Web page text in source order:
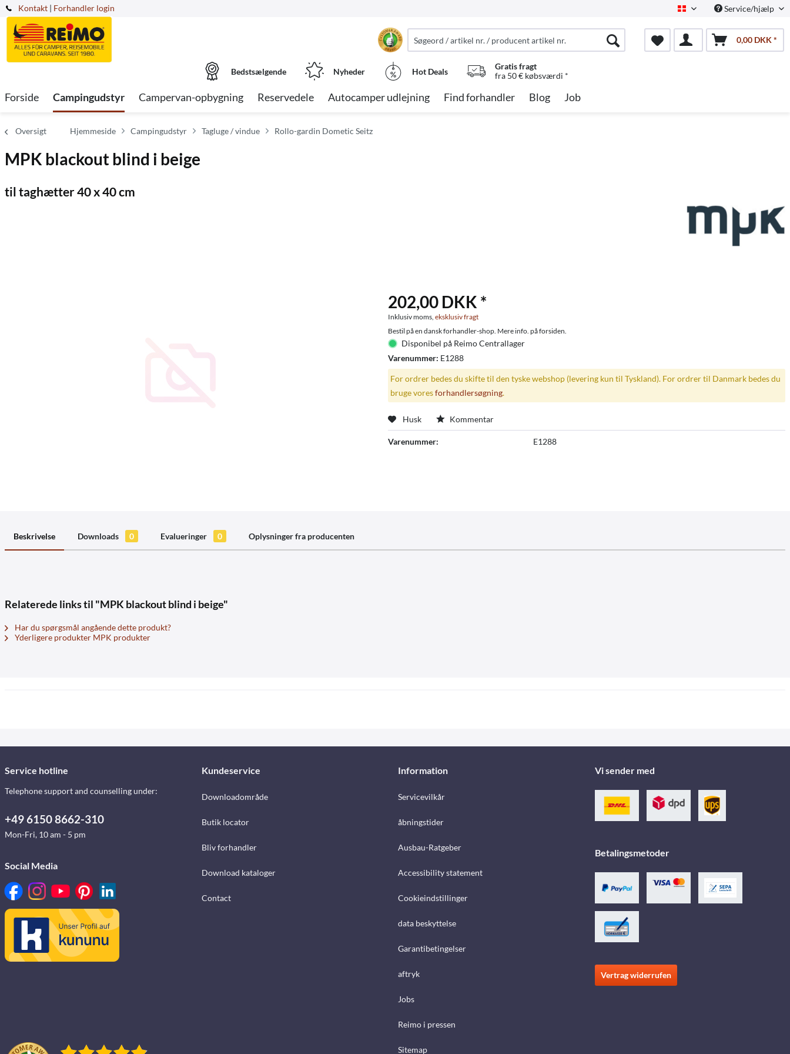
Kontakt Dansk Service/hjælp
| Forhandler login
0,00 DKK *
Bedstsælgende Nyheder Hot Deals
Gratis fragt
fra 50 € købsværdi *
Forside Campingudstyr Campervan-opbygning Reservedele Autocamper udlejning Find forhandler Blog Job
Oversigt Hjemmeside Campingudstyr Tagluge / vindue Rollo-gardin Dometic Seitz
MPK blackout blind i beige
til taghætter 40 x 40 cm
202,00 DKK *
Inklusiv moms, eksklusiv fragt
Bestil på en dansk forhandler-shop. Mere info. på forsiden.
Disponibel på Reimo Centrallager
Varenummer: E1288
For ordrer bedes du skifte til den tyske webshop (levering kun til Tyskland). For ordrer til Danmark bedes du
bruge voresforhandlersøgning.
Husk Kommentar
Varenummer: E1288
Beskrivelse Downloads 0 Evalueringer 0 Oplysninger fra producenten
Relaterede links til "MPK blackout blind i beige"
Har du spørgsmål angående dette produkt?
Yderligere produkter MPK produkter
Service hotline
Telephone support and counselling under:
+49 6150 8662-310
Mon-Fri, 10 am - 5 pm
Social Media
Kundeservice
Downloadområde
Butik locator
Bliv forhandler
Download kataloger
Contact
Information
Servicevilkår
åbningstider
Ausbau-Ratgeber
Accessibility statement
Cookieindstillinger
data beskyttelse
Garantibetingelser
aftryk
Jobs
Reimo i pressen
Sitemap
Vi sender med
Betalingsmetoder
Vertrag widerrufen